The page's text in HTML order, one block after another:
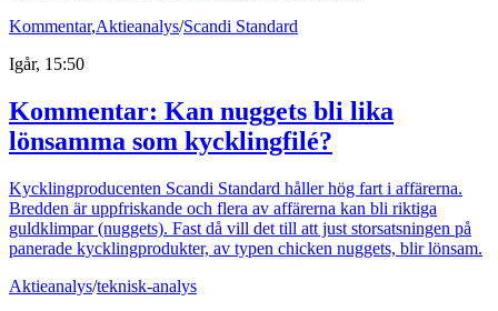
Kommentar,Aktieanalys/Scandi Standard
Igår, 15:50
Kommentar: Kan nuggets bli lika
lönsamma som kycklingfilé?
Kycklingproducenten Scandi Standard håller hög fart i affärerna.
Bredden är uppfriskande och flera av affärerna kan bli riktiga
guldklimpar (nuggets). Fast då vill det till att just storsatsningen på
panerade kycklingprodukter, av typen chicken nuggets, blir lönsam.
Aktieanalys/teknisk-analys